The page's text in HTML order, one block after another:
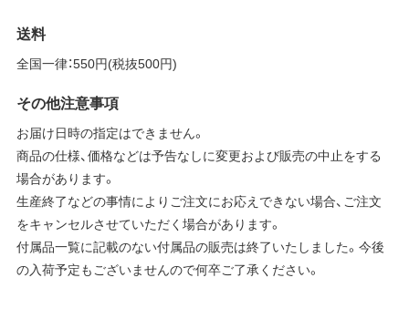
送料
全国一律：550円(税抜500円)
その他注意事項
お届け日時の指定はできません。
商品の仕様、価格などは予告なしに変更および販売の中止をする
場合があります。
生産終了などの事情によりご注文にお応えできない場合、ご注文
をキャンセルさせていただく場合があります。
付属品一覧に記載のない付属品の販売は終了いたしました。今後
の入荷予定もございませんので何卒ご了承ください。